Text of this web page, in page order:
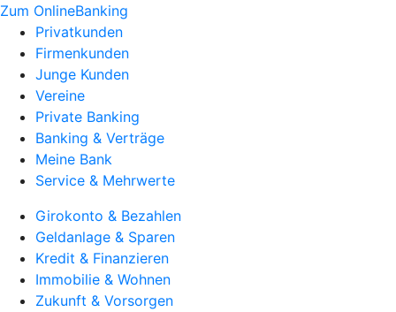
Zum OnlineBanking
Privatkunden
Firmenkunden
Junge Kunden
Vereine
Private Banking
Banking & Verträge
Meine Bank
Service & Mehrwerte
Girokonto & Bezahlen
Geldanlage & Sparen
Kredit & Finanzieren
Immobilie & Wohnen
Zukunft & Vorsorgen